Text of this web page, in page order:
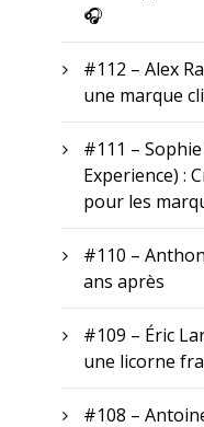
🎧
#112 – Alex
une marque
#111 –
Experience) :
pour les
#110 –
ans après
#109 – Éric
une licorne
#108 –